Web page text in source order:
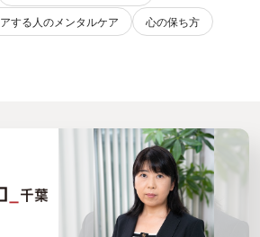
する人のメンタルケア 心の保ち方